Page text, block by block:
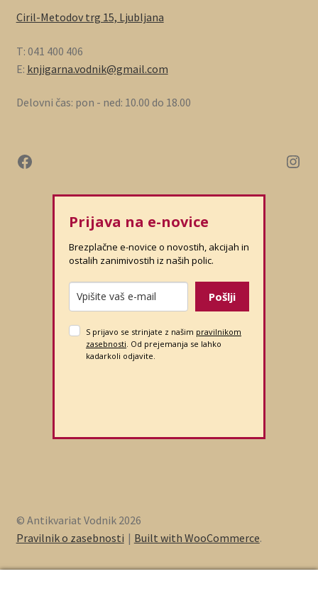
Ciril-Metodov trg 15, Ljubljana
T: 041 400 406
E: knjigarna.vodnik@gmail.com
Delovni čas: pon - ned: 10.00 do 18.00
Prijava na e-novice
Brezplačne e-novice o novostih, akcijah in
ostalih zanimivostih iz naših polic.
Pošlji
S prijavo se strinjate z našim pravilnikom
zasebnosti. Od prejemanja se lahko
kadarkoli odjavite.
© Antikvariat Vodnik 2026
Pravilnik o zasebnosti
Built with WooCommerce.